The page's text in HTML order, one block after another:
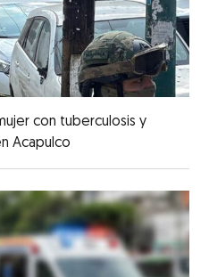
con tuberculosis y
Acapulco